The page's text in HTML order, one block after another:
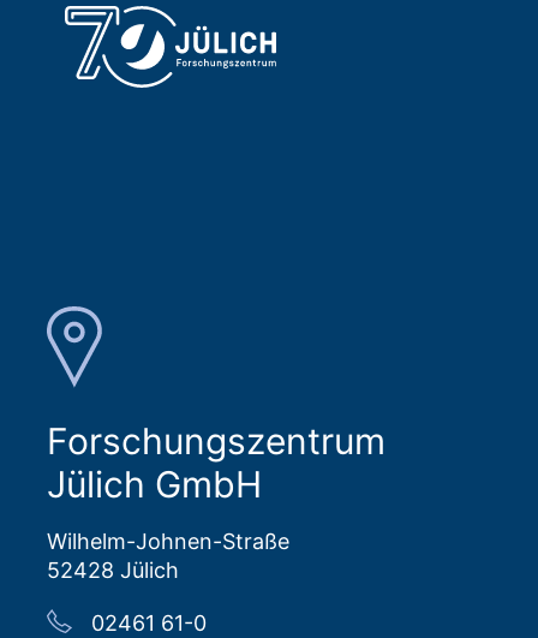
Forschungszentrum
Jülich GmbH
Wilhelm-Johnen-Straße
52428 Jülich
02461 61-0